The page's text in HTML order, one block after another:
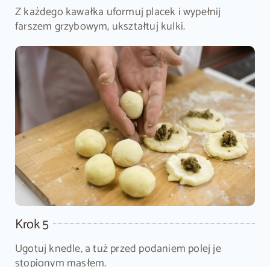
Z każdego kawałka uformuj placek i wypełnij
farszem grzybowym, ukształtuj kulki.
Krok 5
Ugotuj knedle, a tuż przed podaniem polej je